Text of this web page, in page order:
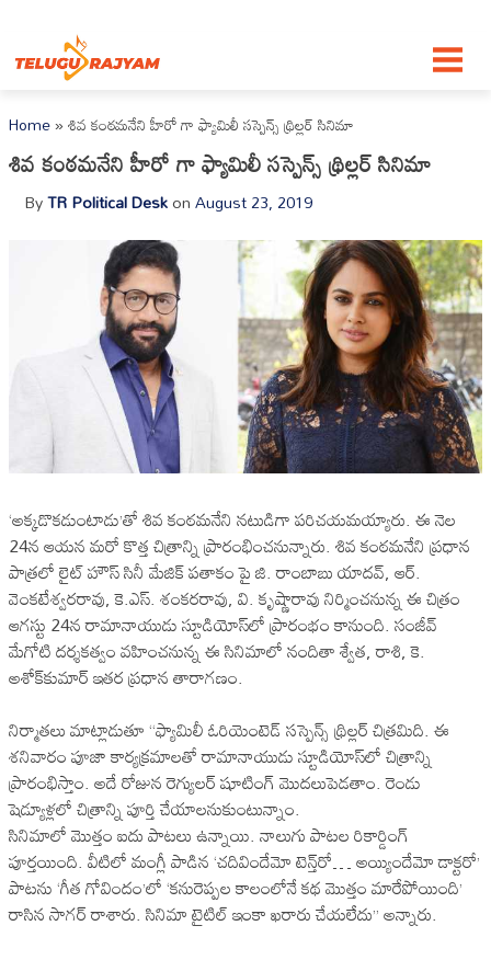
Home»శివ కంఠమనేని హీరో గా ఫ్యామిలీ సస్పెన్స్‌ థ్రిల్లర్‌ సినిమా
శివ కంఠమనేని హీరో గా ఫ్యామిలీ సస్పెన్స్‌ థ్రిల్లర్‌ సినిమా
ByTR Political DeskonAugust 23, 2019
‘అక్కడొకడుంటాడు’తో శివ కంఠమనేని నటుడిగా పరిచయమయ్యారు. ఈ నెల
24న ఆయన మరో కొత్త చిత్రాన్ని ప్రారంభించనున్నారు. శివ కంఠమనేని ప్రధాన
పాత్రలో లైట్‌ హౌస్‌ సినీ మేజిక్‌ పతాకం పై జి. రాంబాబు యాదవ్‌, ఆర్‌.
వెంకటేశ్వరరావు, కె.ఎస్‌. శంకరరావు, వి. కృష్ణారావు నిర్మించనున్న ఈ చిత్రం
ఆగస్టు 24న రామానాయుడు స్టూడియోస్‌లో ప్రారంభం కానుంది. సంజీవ్‌
మేగోటి దర్శకత్వం వహించనున్న ఈ సినిమాలో నందితా శ్వేత, రాశి, కె.
అశోక్‌కుమార్‌ ఇతర ప్రధాన తారాగణం.
నిర్మాతలు మాట్లాడుతూ ‘‘ఫ్యామిలీ ఓరియెంటెడ్‌ సస్పెన్స్‌ థ్రిల్లర్‌ చిత్రమిది. ఈ
శనివారం పూజా కార్యక్రమాలతో రామానాయుడు స్టూడియోస్‌లో చిత్రాన్ని
ప్రారంభిస్తాం. అదే రోజున రెగ్యులర్‌ షూటింగ్‌ మొదలుపెడతాం. రెండు
షెడ్యూళ్లలో చిత్రాన్ని పూర్తి చేయాలనుకుంటున్నాం.
సినిమాలో మొత్తం ఐదు పాటలు ఉన్నాయి. నాలుగు పాటల రికార్డింగ్‌
పూర్తయింది. వీటిలో మంగ్లీ పాడిన ‘చదివిందేమో టెన్త్‌రో… అయ్యిందేమో డాక్టరో’
పాటను ‘గీత గోవిందం’లో ‘కనురెప్పల కాలంలోనే కథ మొత్తం మారేపోయింది’
రాసిన సాగర్‌ రాశారు. సినిమా టైటిల్‌ ఇంకా ఖరారు చేయలేదు’’ అన్నారు.